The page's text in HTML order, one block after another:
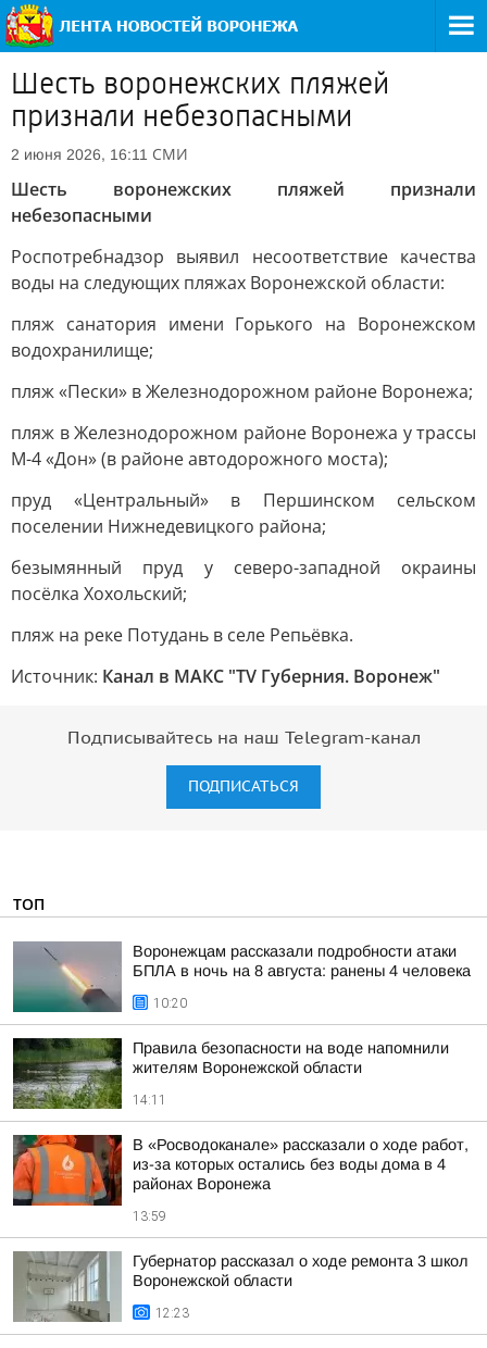
Шесть воронежских пляжей
признали небезопасными
2 июня 2026, 16:11 СМИ
Шесть воронежских пляжей признали
небезопасными
Роспотребнадзор выявил несоответствие качества
воды на следующих пляжах Воронежской области:
пляж санатория имени Горького на Воронежском
водохранилище;
пляж «Пески» в Железнодорожном районе Воронежа;
пляж в Железнодорожном районе Воронежа у трассы
М-4 «Дон» (в районе автодорожного моста);
пруд «Центральный» в Першинском сельском
поселении Нижнедевицкого района;
безымянный пруд у северо-западной окраины
посёлка Хохольский;
пляж на реке Потудань в селе Репьёвка.
Источник: Канал в МАКС "TV Губерния. Воронеж"
Подписывайтесь на наш Telegram-канал
ПОДПИСАТЬСЯ
ТОП
Воронежцам рассказали подробности атаки
БПЛА в ночь на 8 августа: ранены 4 человека
10:20
Правила безопасности на воде напомнили
жителям Воронежской области
14:11
В «Росводоканале» рассказали о ходе работ,
из-за которых остались без воды дома в 4
районах Воронежа
13:59
Губернатор рассказал о ходе ремонта 3 школ
Воронежской области
12:23